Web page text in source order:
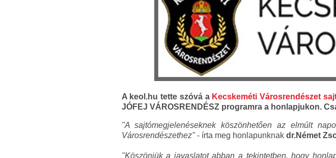
A keol.hu tette szóvá a Kecskeméti Városrendészet
JÓFEJ VÁROSRENDÉSZ programra a honlapjukon.
"A sajtómegjelenéseknek köszönhetően az elmúlt
Városrendészethez"- írta meg honlapunknak dr.Német
"Köszönjük a javaslatot abban a tekintetben, hogy